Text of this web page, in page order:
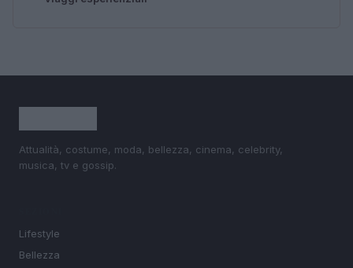
Attualità, costume, moda, bellezza, cinema, celebrity,
musica, tv e gossip.
Lifestyle
Bellezza